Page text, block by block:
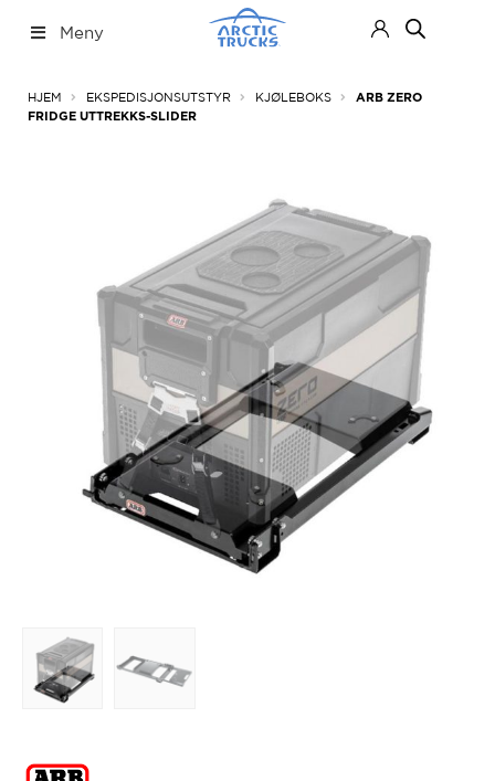
til
til
Meny
HJEM EKSPEDISJONSUTSTYR KJØLEBOKS
ARB ZERO
FRIDGE UTTREKKS-SLIDER